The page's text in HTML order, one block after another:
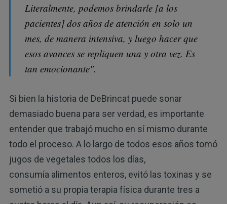
Literalmente, podemos brindarle [a los
pacientes] dos años de atención en solo un
mes, de manera intensiva, y luego hacer que
esos avances se repliquen una y otra vez. Es
tan emocionante".
Si bien la historia de DeBrincat puede sonar
demasiado buena para ser verdad, es importante
entender que trabajó mucho en sí mismo durante
todo el proceso. A lo largo de todos esos años tomó
jugos de vegetales todos los días,
consumía alimentos enteros, evitó las toxinas y se
sometió a su propia terapia física durante tres a